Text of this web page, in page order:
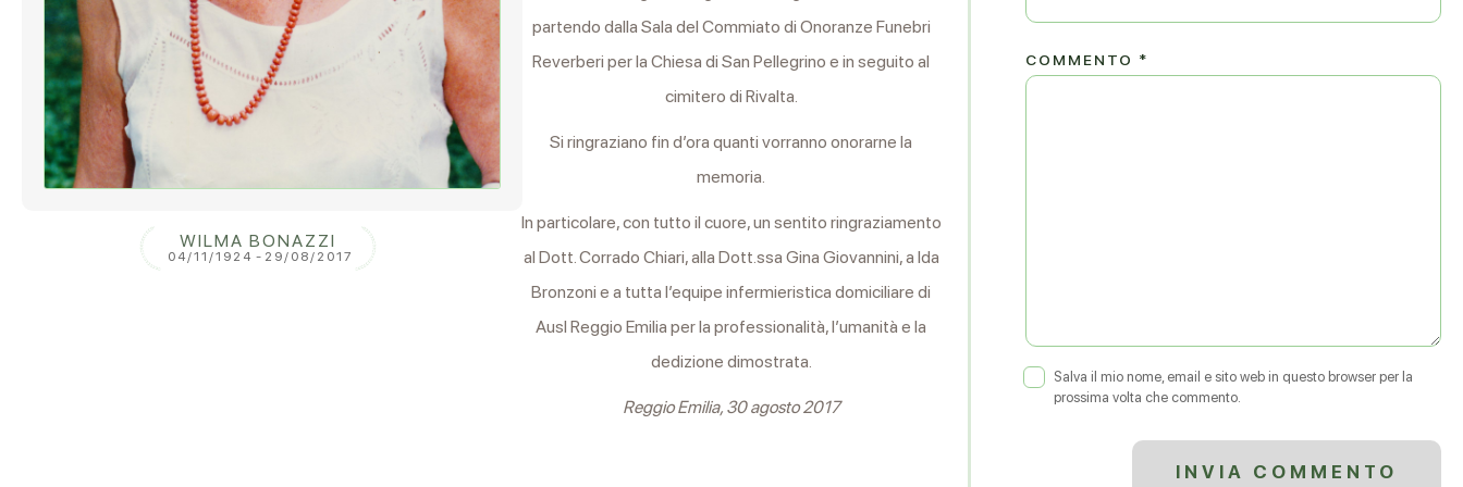
WILMA BONAZZI
04/11/1924 - 29/08/2017
partendo dalla Sala del Commiato di Onoranze Funebri
Reverberi per la Chiesa di San Pellegrino e in seguito al
cimitero di Rivalta.
Si ringraziano fin d’ora quanti vorranno onorarne la
memoria.
In particolare, con tutto il cuore, un sentito ringraziamento
al Dott. Corrado Chiari, alla Dott.ssa Gina Giovannini, a Ida
Bronzoni e a tutta l’equipe infermieristica domiciliare di
Ausl Reggio Emilia per la professionalità, l’umanità e la
dedizione dimostrata.
Reggio Emilia, 30 agosto 2017
COMMENTO *
Salva il mio nome, email e sito web in questo browser per la
prossima volta che commento.